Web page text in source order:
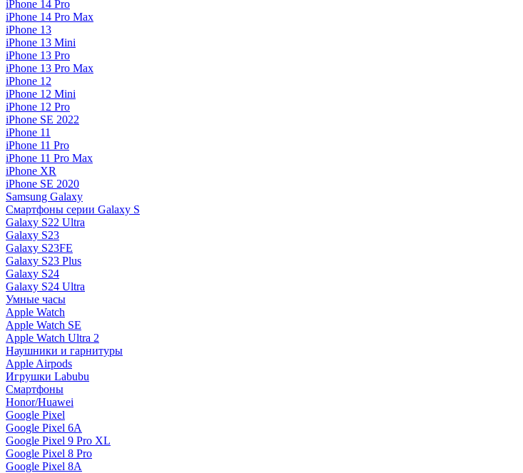
iPhone 14 Pro
iPhone 14 Pro Max
iPhone 13
iPhone 13 Mini
iPhone 13 Pro
iPhone 13 Pro Max
iPhone 12
iPhone 12 Mini
iPhone 12 Pro
iPhone SE 2022
iPhone 11
iPhone 11 Pro
iPhone 11 Pro Max
iPhone XR
iPhone SE 2020
Samsung Galaxy
Смартфоны серии Galaxy S
Galaxy S22 Ultra
Galaxy S23
Galaxy S23FE
Galaxy S23 Plus
Galaxy S24
Galaxy S24 Ultra
Умные часы
Apple Watch
Apple Watch SE
Apple Watch Ultra 2
Наушники и гарнитуры
Apple Airpods
Игрушки Labubu
Смартфоны
Honor/Huawei
Google Pixel
Google Pixel 6A
Google Pixel 9 Pro XL
Google Pixel 8 Pro
Google Pixel 8A